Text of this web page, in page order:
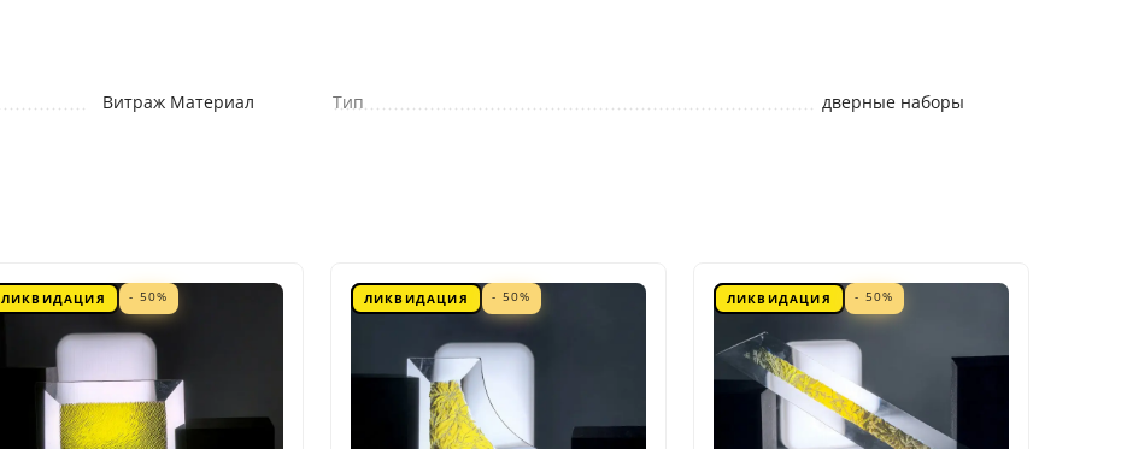
Витраж Материал Тип дверные наборы
ЛИКВИДАЦИЯ - 50% ЛИКВИДАЦИЯ - 50% ЛИКВИДАЦИЯ - 50%